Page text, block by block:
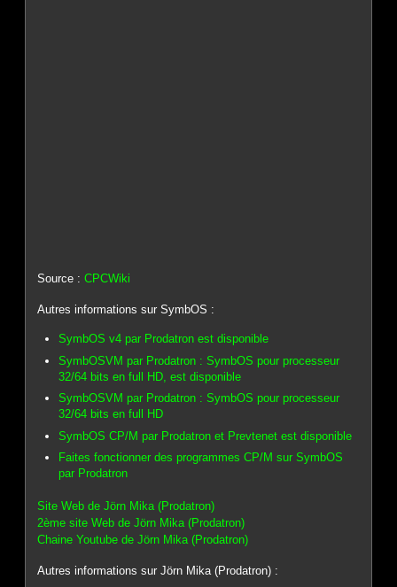
Source :CPCWiki
Autres informations sur SymbOS :
SymbOS v4 par Prodatron est disponible
SymbOSVM par Prodatron : SymbOS pour processeur
32/64 bits en full HD, est disponible
SymbOSVM par Prodatron : SymbOS pour processeur
32/64 bits en full HD
SymbOS CP/M par Prodatron et Prevtenet est disponible
Faites fonctionner des programmes CP/M sur SymbOS
par Prodatron
Site Web de Jörn Mika (Prodatron)
2ème site Web de Jörn Mika (Prodatron)
Chaine Youtube de Jörn Mika (Prodatron)
Autres informations sur Jörn Mika (Prodatron) :